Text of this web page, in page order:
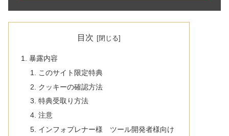
目次
暴露内容
このサイト限定特典
クッキーの確認方法
特典受取り方法
注意
インフォプレナー様 ツール開発者様向け